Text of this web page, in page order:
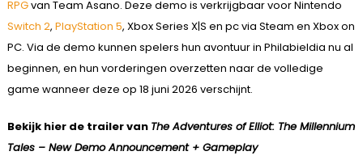
RPGvan Team Asano. Deze demo is verkrijgbaar voor Nintendo
Switch 2, PlayStation 5, Xbox Series X|S en pc via Steam en Xbox on
PC. Via de demo kunnen spelers hun avontuur in Philabieldia nu al
beginnen, en hun vorderingen overzetten naar de volledige
game wanneer deze op 18 juni 2026 verschijnt.
Bekijk hier de trailer van The Adventures of Elliot: The Millennium
Tales – New Demo Announcement + Gameplay